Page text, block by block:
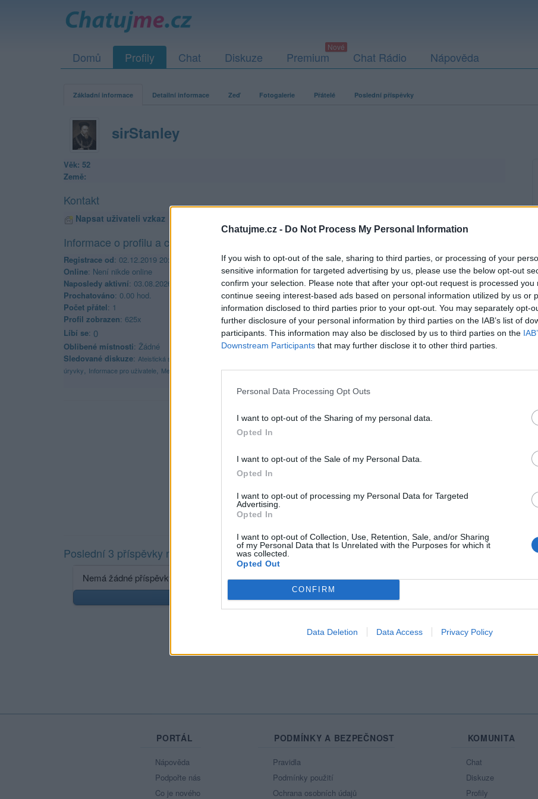
Chatujme.cz - Do Not Process My Personal Information
If you wish to opt-out of the sale, sharing to third parties, or processing of your
sensitive information for targeted advertising by us, please use the below opt-out
confirm your selection. Please note that after your opt-out request is processed you
continue seeing interest-based ads based on personal information utilized by us or
information disclosed to third parties prior to your opt-out. You may separately opt-
further disclosure of your personal information by third parties on the IAB’s list of
participants. This information may also be disclosed by us to third parties on the
Downstream Participants that may further disclose it to other third parties.
Personal Data Processing Opt Outs
I want to opt-out of the Sharing of my personal data.
Opted In
I want to opt-out of the Sale of my Personal Data.
Opted In
I want to opt-out of processing my Personal Data for Targeted
Advertising.
Opted In
I want to opt-out of Collection, Use, Retention, Sale, and/or Sharing
of my Personal Data that Is Unrelated with the Purposes for which it
was collected.
Opted Out
CONFIRM
Data Deletion Data Access Privacy Policy
Domů Profily Chat Diskuze Premium Chat Rádio Nápověda
Základní informace Detailní informace Zeď Fotogalerie Přátelé Poslední příspěvky
sirStanley
Věk: 52
Země:
Kontakt
Napsat uživateli vzkaz
Informace o profilu a chatu
Registrace od: 02.12.2019 20:47
Online: Není nikde online
Naposledy aktivní: 03.08.2026 06:39
Prochatováno: 0.00 hod.
Počet přátel: 1
Profil zobrazen: 625x
Líbí se: 0
Oblibené místnosti: Žádné
Sledované diskuze: Ateistická společnost
úryvky, Informace pro uživatele, Metal666 PC poradenství,Satanismus vs církev
Poslední 3 příspěvky na mé zdi
Nemá žádné příspěvky
Zobrazit celou mou zeď
PORTÁL
Nápověda
Podpořte nás
Co je nového
PODMÍNKY A BEZPEČNOST
Pravidla
Podmínky použití
Ochrana osobních údajů
KOMUNITA
Chat
Diskuze
Profily